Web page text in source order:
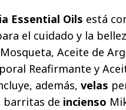
Essential Oils está
el cuidado y la
Aceite de
Reafirmante y
además, velas
barritas de incienso